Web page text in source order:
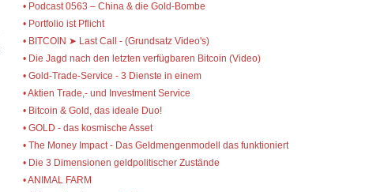
• Podcast 0563 – China & die Gold-Bombe
• Portfolio ist Pflicht
• BITCOIN ➤ Last Call - (Grundsatz Video's)
• Die Jagd nach den letzten verfügbaren Bitcoin (Video)
• Gold-Trade-Service - 3 Dienste in einem
• Aktien Trade,- und Investment Service
• Bitcoin & Gold, das ideale Duo!
• GOLD - das kosmische Asset
• The Money Impact - Das Geldmengenmodell das funktioniert
• Die 3 Dimensionen geldpolitischer Zustände
• ANIMAL FARM